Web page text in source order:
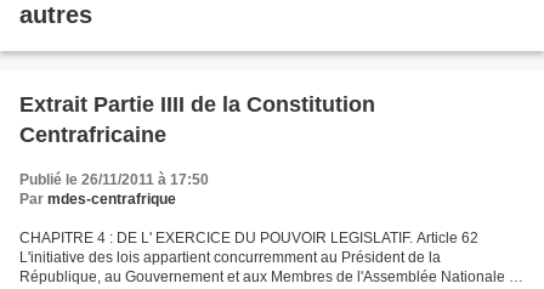
autres
Extrait Partie IIII de la Constitution
Centrafricaine
Publié le 26/11/2011 à 17:50
Par mdes-centrafrique
CHAPITRE 4 : DE L' EXERCICE DU POUVOIR LEGISLATIF. Article 62
L'initiative des lois appartient concurremment au Président de la
République, au Gouvernement et aux Membres de l'Assemblée Nationale .